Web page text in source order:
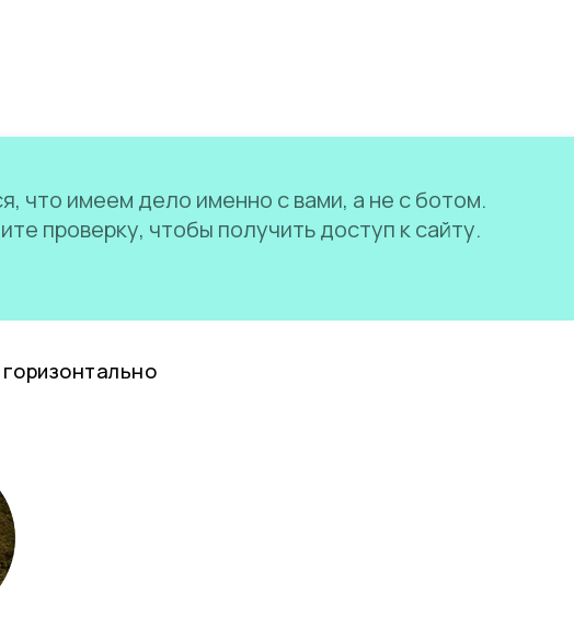
что имеем дело именно с вами, а не с ботом.
проверку, чтобы получить доступ к сайту.